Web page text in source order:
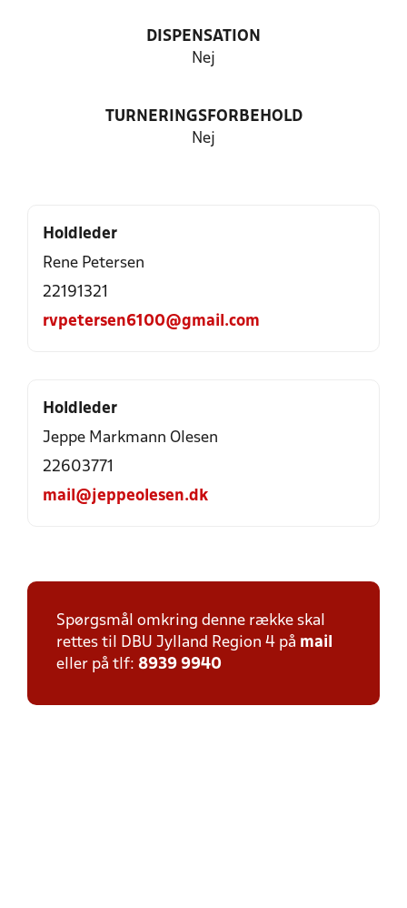
DISPENSATION
Nej
TURNERINGSFORBEHOLD
Nej
Holdleder
Rene Petersen
22191321
rvpetersen6100@gmail.com
Holdleder
Jeppe Markmann Olesen
22603771
mail@jeppeolesen.dk
Spørgsmål omkring denne række skal
rettes til DBU Jylland Region 4 på mail
eller på tlf: 8939 9940